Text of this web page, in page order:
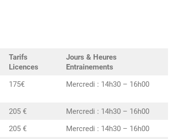
Tarifs
Licences
Jours & Heures
Entrainements
175€ Mercredi : 14h30 – 16h00
205 €
Mercredi : 14h30 – 16h00
205 €
Mercredi : 14h30 – 16h00